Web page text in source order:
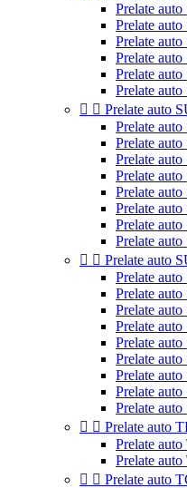
Prelate
Prelate
Prelate
Prelate
Prelate
Prelate
  Prelate auto
Prelate
Prelate
Prelate
Prelate
Prelate
Prelate
Prelate
Prelate
  Prelate auto
Prelate
Prelate
Prelate
Prelate
Prelate
Prelate
Prelate
Prelate
Prelate
  Prelate auto
Prelate
Prelate
  Prelate auto